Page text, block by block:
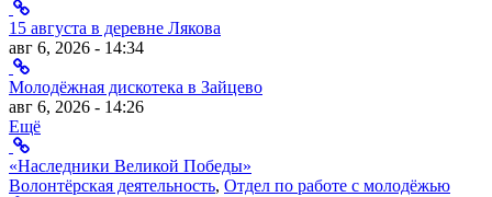
15 августа в деревне Лякова
авг 6, 2026 - 14:34
Молодёжная дискотека в Зайцево
авг 6, 2026 - 14:26
Ещё
«Наследники Великой Победы»
Волонтёрская деятельность, Отдел по работе с молодёжью